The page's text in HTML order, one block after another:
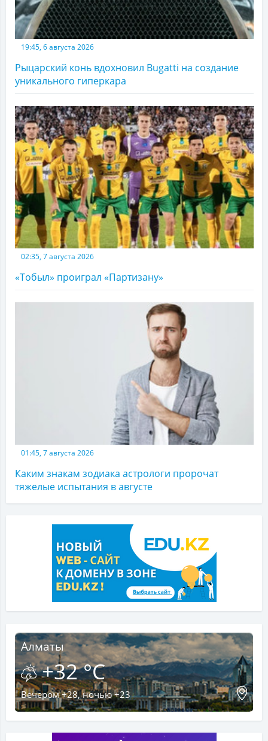
19:45, 6 августа 2026
Рыцарский конь вдохновил Bugatti на создание
уникального гиперкара
02:35, 7 августа 2026
«Тобыл» проиграл «Партизану»
01:45, 7 августа 2026
Каким знакам зодиака астрологи пророчат
тяжелые испытания в августе
Алматы
+32 °C
Вечером +28, ночью +23